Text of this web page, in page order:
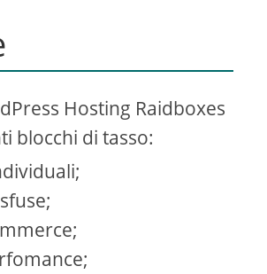
Hosting Raidboxes
blocchi di tasso: